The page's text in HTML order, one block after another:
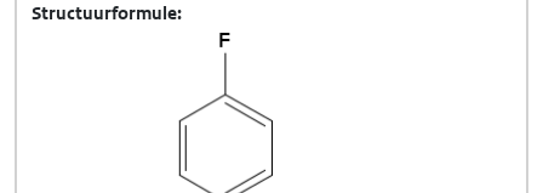
Structuurformule